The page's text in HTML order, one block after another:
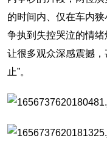
的时间内、仅在车内
争执到失控哭泣的情
让很多观众深感震撼
止”。